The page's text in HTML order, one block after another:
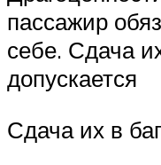
пассажир
себе. Сдача
допускается
Сдача их в